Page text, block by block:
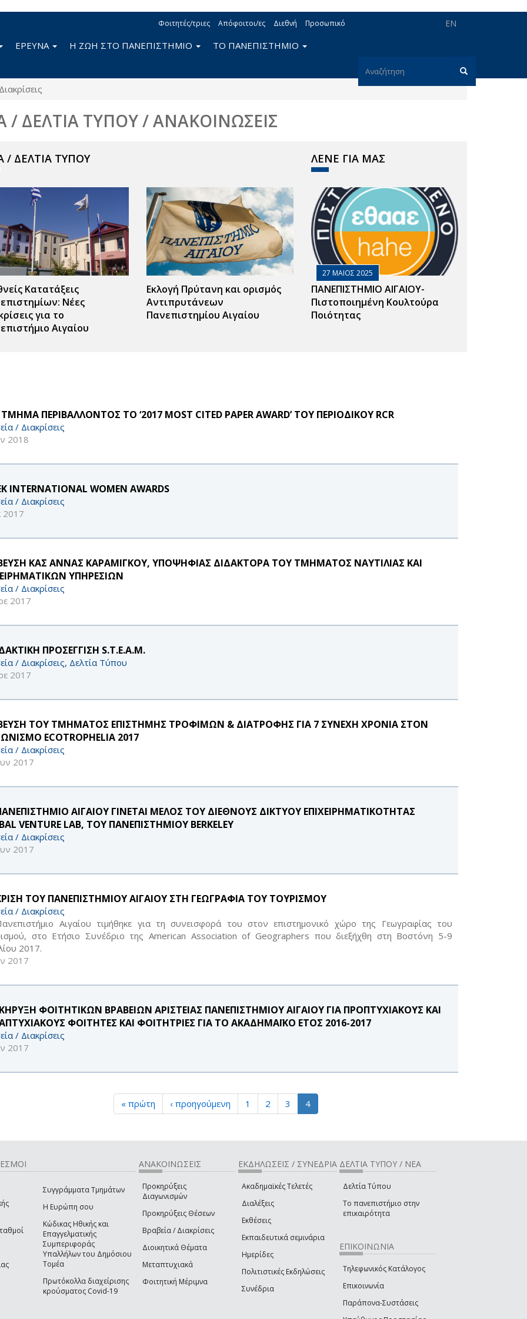
EN
Φοιτητές/τριες Απόφοιτοι/ες Διεθνή Προσωπικό
Φόρμα
ΕΡΕΥΝΑ Η ΖΩΗ ΣΤΟ ΠΑΝΕΠΙΣΤΗΜΙΟ ΤΟ ΠΑΝΕΠΙΣΤΗΜΙΟ
/ ΔΕΛΤΙΑ ΤΥΠΟΥ / ΑΝΑΚΟΙΝΩΣΕΙΣ
/ ΔΕΛΤΙΑ ΤΥΠΟΥ
Κατατάξεις
Νέες
για το
Αιγαίου
Εκλογή Πρύτανη και ορισμός
Αντιπρυτάνεων
Πανεπιστημίου Αιγαίου
ΛΕΝΕ ΓΙΑ ΜΑΣ
27 ΜΑΙΟΣ 2025
ΠΑΝΕΠΙΣΤΗΜΙΟ ΑΙΓΑΙΟΥ-
Πιστοποιημένη Κουλτούρα
Ποιότητας
ΠΕΡΙΒΑΛΛΟΝΤΟΣ ΤΟ ‘2017 MOST CITED PAPER AWARD’ ΤΟΥ ΠΕΡΙΟΔΙΚΟΥ RCR
/ Διακρίσεις
2018
INTERNATIONAL WOMEN AWARDS
/ Διακρίσεις
2017
ΚΑΣ ΑΝΝΑΣ ΚΑΡΑΜΙΓΚΟΥ, ΥΠΟΨΗΦΙΑΣ ΔΙΔΑΚΤΟΡΑ ΤΟΥ ΤΜΗΜΑΤΟΣ ΝΑΥΤΙΛΙΑΣ ΚΑΙ
ΥΠΗΡΕΣΙΩΝ
/ Διακρίσεις
2017
ΠΡΟΣΕΓΓΙΣΗ S.T.E.A.M.
/ Διακρίσεις, Δελτία Τύπου
2017
ΤΟΥ ΤΜΗΜΑΤΟΣ ΕΠΙΣΤΗΜΗΣ ΤΡΟΦΙΜΩΝ & ΔΙΑΤΡΟΦΗΣ ΓΙΑ 7 ΣΥΝΕΧΗ ΧΡΟΝΙΑ ΣΤΟΝ
ECOTROPHELIA 2017
/ Διακρίσεις
2017
ΑΙΓΑΙΟΥ ΓΙΝΕΤΑΙ ΜΕΛΟΣ ΤΟΥ ΔΙΕΘΝΟΥΣ ΔΙΚΤΥΟΥ ΕΠΙΧΕΙΡΗΜΑΤΙΚΟΤΗΤΑΣ
VENTURE LAB, ΤΟΥ ΠΑΝΕΠΙΣΤΗΜΙΟΥ BERKELEY
/ Διακρίσεις
2017
ΤΟΥ ΠΑΝΕΠΙΣΤΗΜΙΟΥ ΑΙΓΑΙΟΥ ΣΤΗ ΓΕΩΓΡΑΦΙΑ ΤΟΥ ΤΟΥΡΙΣΜΟΥ
/ Διακρίσεις
Αιγαίου τιμήθηκε για τη συνεισφορά του στον επιστημονικό χώρο της Γεωγραφίας του
στο Ετήσιο Συνέδριο της American Association of Geographers που διεξήχθη στη Βοστόνη 5-9
2017.
2017
ΦΟΙΤΗΤΙΚΩΝ ΒΡΑΒΕΙΩΝ ΑΡΙΣΤΕΙΑΣ ΠΑΝΕΠΙΣΤΗΜΙΟΥ ΑΙΓΑΙΟΥ ΓΙΑ ΠΡΟΠΤΥΧΙΑΚΟΥΣ ΚΑΙ
ΦΟΙΤΗΤΕΣ ΚΑΙ ΦΟΙΤΗΤΡΙΕΣ ΓΙΑ ΤΟ ΑΚΑΔΗΜΑΪΚΟ ΕΤΟΣ 2016-2017
/ Διακρίσεις
2017
« πρώτη ‹ προηγούμενη 1 2 3 4
Συγγράμματα Τμημάτων
Η Ευρώπη σου
Κώδικας Ηθικής και
Επαγγελματικής
Συμπεριφοράς
Υπαλλήλων του Δημόσιου
Τομέα
Πρωτόκολλα διαχείρισης
κρούσματος Covid-19
ΑΝΑΚΟΙΝΩΣΕΙΣ
Προκηρύξεις
Διαγωνισμών
Προκηρύξεις Θέσεων
Βραβεία / Διακρίσεις
Διοικητικά Θέματα
Μεταπτυχιακά
Φοιτητική Μέριμνα
ΕΚΔΗΛΩΣΕΙΣ / ΣΥΝΕΔΡΙΑ
Ακαδημαϊκές Τελετές
Διαλέξεις
Εκθέσεις
Εκπαιδευτικά σεμινάρια
Ημερίδες
Πολιτιστικές Εκδηλώσεις
Συνέδρια
ΔΕΛΤΙΑ ΤΥΠΟΥ / ΝΕΑ
Δελτία Τύπου
Το πανεπιστήμιο στην
επικαιρότητα
ΕΠΙΚΟΙΝΩΝΙΑ
Τηλεφωνικός Κατάλογος
Επικοινωνία
Παράπονα-Συστάσεις